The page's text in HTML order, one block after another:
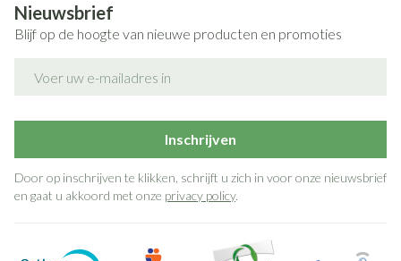
Nieuwsbrief
Blijf op de hoogte van nieuwe producten en promoties
Inschrijven
Door op inschrijven te klikken, schrijft u zich in voor onze nieuwsbrief
en gaat u akkoord met onze privacy policy.